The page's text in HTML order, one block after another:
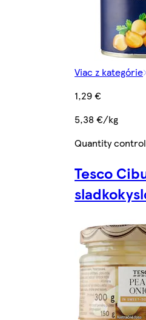
Viac z kategórie
1,29 €
5,38 €/kg
Quantity
Tesco